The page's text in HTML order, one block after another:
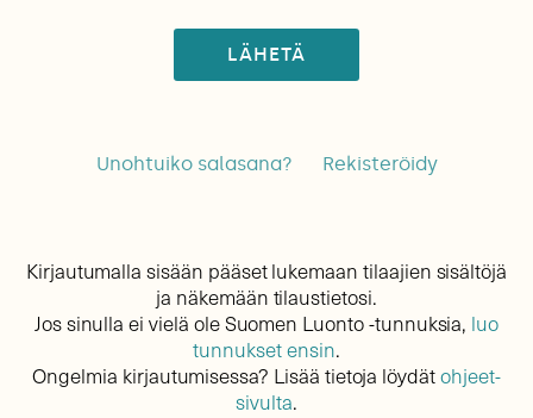
LÄHETÄ
Unohtuiko salasana? Rekisteröidy
Kirjautumalla sisään pääset lukemaan tilaajien sisältöjä
ja näkemään tilaustietosi.
Jos sinulla ei vielä ole Suomen Luonto -tunnuksia, luo
tunnukset ensin.
Ongelmia kirjautumisessa? Lisää tietoja löydätohjeet-
sivulta.